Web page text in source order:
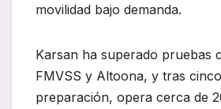
movilidad bajo demanda.
Karsan ha superado pruebas
FMVSS y Altoona, y tras
preparación, opera cerca de